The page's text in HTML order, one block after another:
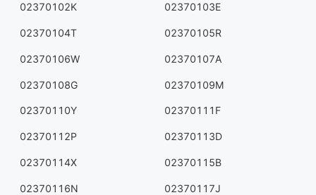
02370102K 02370103E
02370104T 02370105R
02370106W 02370107A
02370108G 02370109M
02370110Y 02370111F
02370112P 02370113D
02370114X 02370115B
02370116N 02370117J